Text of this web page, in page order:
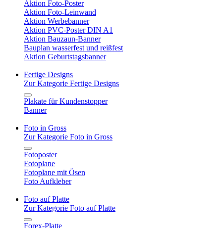
Aktion Foto-Poster
Aktion Foto-Leinwand
Aktion Werbebanner
Aktion PVC-Poster DIN A1
Aktion Bauzaun-Banner
Bauplan wasserfest und reißfest
Aktion Geburtstagsbanner
Fertige Designs
Zur Kategorie Fertige Designs
Plakate für Kundenstopper
Banner
Foto in Gross
Zur Kategorie Foto in Gross
Fotoposter
Fotoplane
Fotoplane mit Ösen
Foto Aufkleber
Foto auf Platte
Zur Kategorie Foto auf Platte
Forex-Platte